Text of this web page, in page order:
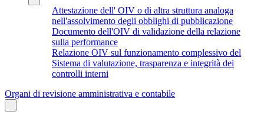
Attestazione dell' OIV o di altra struttura analoga
nell'assolvimento degli obblighi di pubblicazione
Documento dell'OIV di validazione della relazione
sulla performance
Relazione OIV sul funzionamento complessivo del
Sistema di valutazione, trasparenza e integrità dei
controlli interni
Organi di revisione amministrativa e contabile